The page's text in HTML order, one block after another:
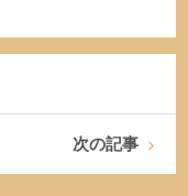
次の記事